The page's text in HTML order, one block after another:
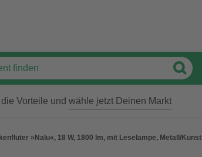
Vorteile und wähle jetzt Deinen Markt
»Nalu«, 18 W, 1800 lm, mit Leselampe, Metall/